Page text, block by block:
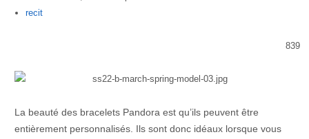
Author
recit
839
La beauté des bracelets Pandora est qu’ils peuvent être
entièrement personnalisés. Ils sont donc idéaux lorsque vous